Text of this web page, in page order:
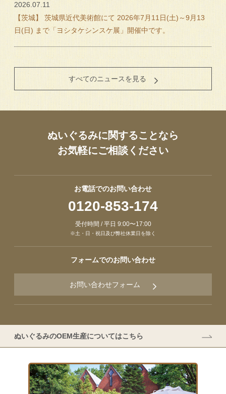
2026.07.11
【茨城】 茨城県近代美術館にて 2026年7月11日(土)～9月13
日(日) まで「ヨシタケシンスケ展」開催中です。
すべてのニュースを見る
ぬいぐるみに関することなら
お気軽にご相談ください
お電話でのお問い合わせ
0120-853-174
受付時間 / 平日 9:00〜17:00
※土・日・祝日及び弊社休業日を除く
フォームでのお問い合わせ
お問い合わせフォーム
ぬいぐるみのOEM生産についてはこちら